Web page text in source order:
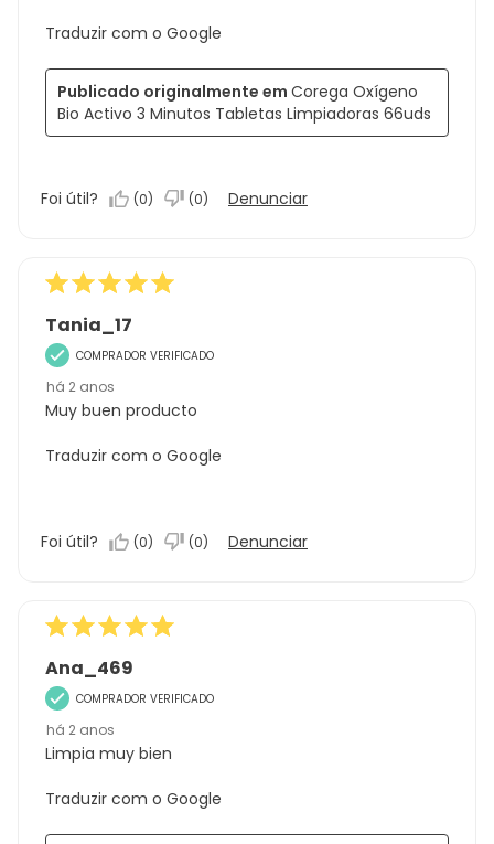
Traduzir com o Google
Publicado originalmente em Corega Oxígeno
Bio Activo 3 Minutos Tabletas Limpiadoras 66uds
Foi útil? (0) (0) Denunciar
Tania_17
COMPRADOR VERIFICADO
há 2 anos
Muy buen producto
Traduzir com o Google
Foi útil? (0) (0) Denunciar
Ana_469
COMPRADOR VERIFICADO
há 2 anos
Limpia muy bien
Traduzir com o Google